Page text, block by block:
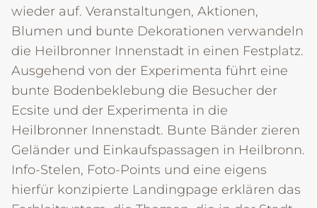
wieder auf. Veranstaltungen, Aktionen,
Blumen und bunte Dekorationen verwandeln
die Heilbronner Innenstadt in einen Festplatz.
Ausgehend von der Experimenta führt eine
bunte Bodenbeklebung die Besucher der
Ecsite und der Experimenta in die
Heilbronner Innenstadt. Bunte Bänder zieren
Geländer und Einkaufspassagen in Heilbronn.
Info-Stelen, Foto-Points und eine eigens
hierfür konzipierte Landingpage erklären das